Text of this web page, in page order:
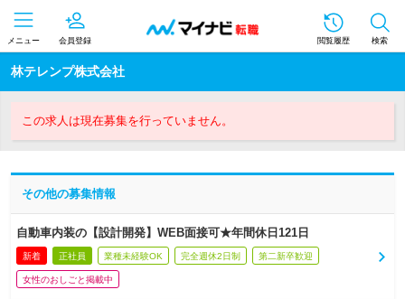
メニュー 会員登録 閲覧履歴 検索
林テレンプ株式会社
この求人は現在募集を行っていません。
その他の募集情報
自動車内装の【設計開発】WEB面接可★年間休日121日
新着 正社員 業種未経験OK 完全週休2日制 第二新卒歓迎
女性のおしごと掲載中